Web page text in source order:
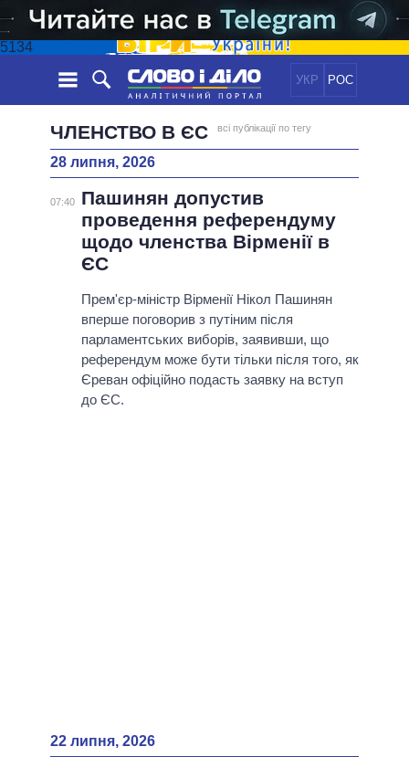
5134
УКР РОС
НОВИНИ
СТРІЧКА
ПОДІЇ
СТАТТІ
ДУМКИ
ДАЙДЖЕСТИ
ЕКОНОМІКА
СУСПІЛЬСТВО
СВІТ
ПОЛIТИКИ
УСІ ПОЛІТИКИ
ВЕРХОВНА РАДА
КАБІНЕТ МІНІСТРІВ
ГОЛОВИ ОБЛАДМІНІСТРАЦІЙ
МЕРИ МІСТ
ВСІ ПЕРСОНИ
ІНФОГРАФІКА
ВІДЕО
ПІДТРИМАТИ
ПОРІВНЯННЯ ПОЛІТИКІВ
ЧЛЕНСТВО В ЄС всі публікації по тегу
28 липня, 2026
07:40
Пашинян допустив
проведення референдуму
щодо членства Вірменії в
ЄС
Прем'єр-міністр Вірменії Нікол Пашинян
вперше поговорив з путіним після
парламентських виборів, заявивши, що
референдум може бути тільки після того, як
Єреван офіційно подасть заявку на вступ
до ЄС.
22 липня, 2026